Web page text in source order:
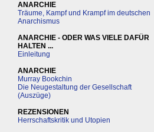
ANARCHIE
Träume, Kampf und Krampf im deutschen
Anarchismus
ANARCHIE - ODER WAS VIELE DAFÜR
HALTEN ...
Einleitung
ANARCHIE
Murray Bookchin
Die Neugestaltung der Gesellschaft
(Auszüge)
REZENSIONEN
Herrschaftskritik und Utopien